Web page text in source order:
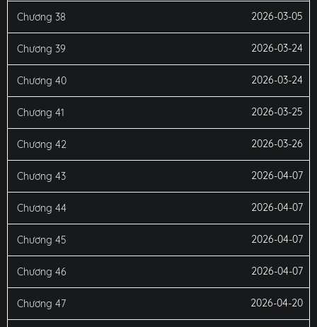
Chương 38 2026-03-05
Chương 39 2026-03-24
Chương 40 2026-03-24
Chương 41 2026-03-25
Chương 42 2026-03-26
Chương 43 2026-04-07
Chương 44 2026-04-07
Chương 45 2026-04-07
Chương 46 2026-04-07
Chương 47 2026-04-20